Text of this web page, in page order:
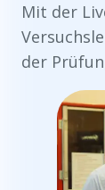
Mit der
der